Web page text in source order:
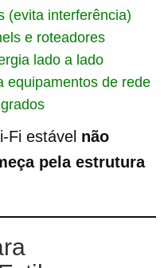
(evita interferência)
e roteadores
lado a lado
equipamentos de rede
Fi estável não
pela estrutura